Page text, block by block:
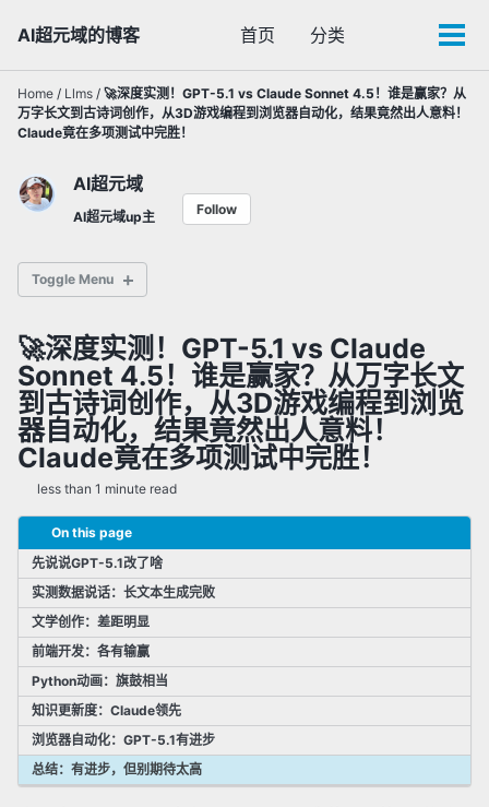
primary
navigation
content
footer
AI超元域的博客 首页 分类
Toggle
Home / Llms / 🚀深度实测！GPT-5.1 vs Claude Sonnet 4.5！谁是赢家？从
万字长文到古诗词创作，从3D游戏编程到浏览器自动化，结果竟然出人意料！
Claude竟在多项测试中完胜！
AI超元域
AI超元域up主 Follow
Toggle Menu
✅ 通用大语言模型
✅ 多模态AI模型
✅ 闭源AI
✅ 提示词工程
✅ 微调(Fine-Tuning)
✅ 其他AI相关技术
✅ 研究动态
✅ 新技术追踪
🚀深度实测！GPT-5.1 vs Claude
Sonnet 4.5！谁是赢家？从万字长文
到古诗词创作，从3D游戏编程到浏览
器自动化，结果竟然出人意料！
Claude竟在多项测试中完胜！
less than 1 minute read
On this page
先说说GPT-5.1改了啥
实测数据说话：长文本生成完败
文学创作：差距明显
前端开发：各有输赢
Python动画：旗鼓相当
知识更新度：Claude领先
浏览器自动化：GPT-5.1有进步
总结：有进步，但别期待太高